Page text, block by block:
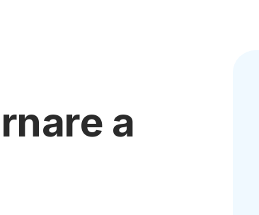
a